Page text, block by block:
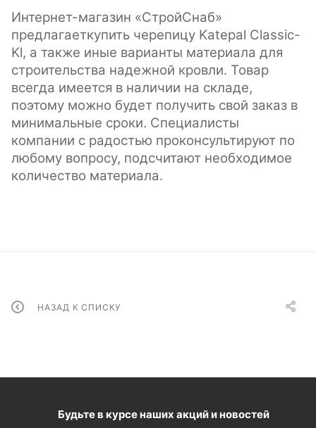
Интернет-магазин «СтройСнаб»
предлагаеткупить черепицу Katepal Classic-
Kl, а также иные варианты материала для
строительства надежной кровли. Товар
всегда имеется в наличии на складе,
поэтому можно будет получить свой заказ в
минимальные сроки. Специалисты
компании с радостью проконсультируют по
любому вопросу, подсчитают необходимое
количество материала.
НАЗАД К СПИСКУ
Будьте в курсе наших акций и новостей